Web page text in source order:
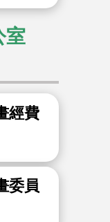
室
經費
委員